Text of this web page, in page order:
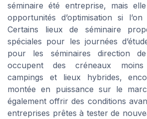
séminaire été entreprise, mais
opportunités d’optimisation si
Certains lieux de séminaire
spéciales pour les journées
pour les séminaires direction
occupent des créneaux moins
campings et lieux hybrides,
montée en puissance sur le
également offrir des conditions
entreprises prêtes à tester de